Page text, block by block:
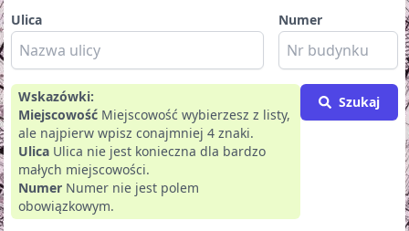
Ulica Numer
Wskazówki:
Miejscowość Miejscowość wybierzesz z listy,
ale najpierw wpisz conajmniej 4 znaki.
Ulica Ulica nie jest konieczna dla bardzo
małych miejscowości.
Numer Numer nie jest polem
obowiązkowym.
Szukaj